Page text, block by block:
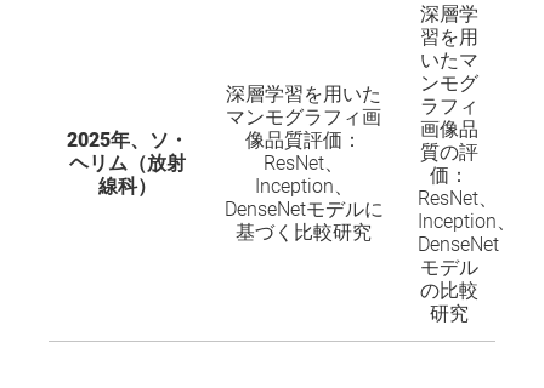
2025年、ソ・
ヘリム（放射
線科）
深層学習を用いた
マンモグラフィ画
像品質評価：
ResNet、
Inception、
DenseNetモデルに
基づく比較研究
深層学
習を用
いたマ
ンモグ
ラフィ
画像品
質の評
価：
ResNet、
Inception、
DenseNet
モデル
の比較
研究